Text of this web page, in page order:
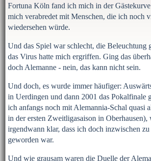
Fortuna Köln fand ich mich in der
mich verabredet mit Menschen, die ich noch
wiedersehen würde.
Und das Spiel war schlecht, die Beleuchtung
das Virus hatte mich ergriffen. Ging das
doch Alemanne - nein, das kann nicht sein.
Und doch, es wurde immer häufiger:
in Uerdingen und dann 2001 das Pokalfinale
ich anfangs noch mit Alemannia-Schal quasi
in der ersten Zweitligasaison in Oberhausen),
irgendwann klar, dass ich doch inzwischen
geworden war.
Und wie grausam waren die Duelle der